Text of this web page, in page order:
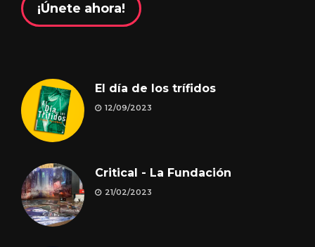
¡Únete ahora!
El día de los trífidos
12/09/2023
Critical - La Fundación
21/02/2023